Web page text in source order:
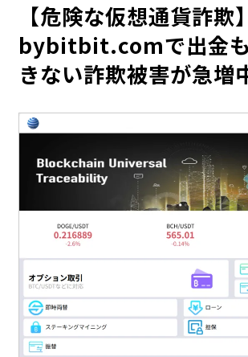
【危険な仮想通貨詐欺】
bybitbit.comで出金
きない詐欺被害が急増